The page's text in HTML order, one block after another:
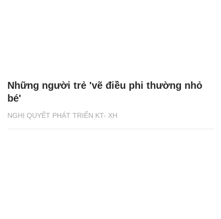
NGHỊ QUYẾT PHÁT TRIỂN KT- XH
Những người trẻ 'vẽ điều phi thường nhỏ
bé'